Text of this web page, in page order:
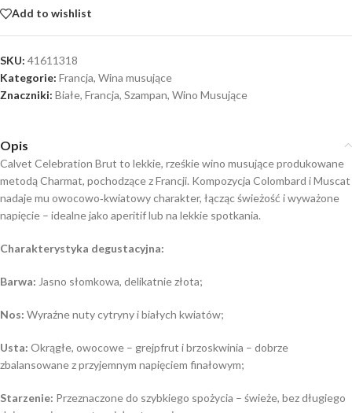
Add to wishlist
SKU: 41611318
Kategorie: Francja, Wina musujące
Znaczniki: Białe, Francja, Szampan, Wino Musujące
Opis
Calvet Celebration Brut to lekkie, rześkie wino musujące produkowane
metodą Charmat, pochodzące z Francji. Kompozycja Colombard i Muscat
nadaje mu owocowo‑kwiatowy charakter, łącząc świeżość i wyważone
napięcie – idealne jako aperitif lub na lekkie spotkania.
Charakterystyka degustacyjna:
Barwa: Jasno słomkowa, delikatnie złota;
Nos: Wyraźne nuty cytryny i białych kwiatów;
Usta: Okrągłe, owocowe – grejpfrut i brzoskwinia – dobrze
zbalansowane z przyjemnym napięciem finałowym;
Starzenie: Przeznaczone do szybkiego spożycia – świeże, bez długiego